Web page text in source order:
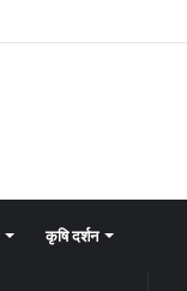
कृषि दर्शन